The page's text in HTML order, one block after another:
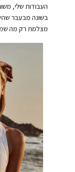
העבודות שלי,
בשונה מבעבר
מצלמת רק מה